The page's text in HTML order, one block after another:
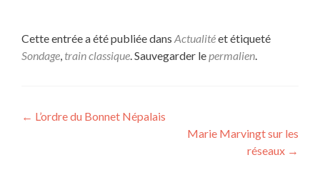
Cette entrée a été publiée dans Actualitéet étiqueté
Sondage, train classique. Sauvegarder lepermalien.
Navigation
← L’ordre du Bonnet Népalais
Marie Marvingt sur les
réseaux →